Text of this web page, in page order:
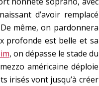
d’avoir remplacé
même, on pardonnera
profonde est belle et sa
, on dépasse le stade du
américaine déploie
irisés vont jusqu’à créer